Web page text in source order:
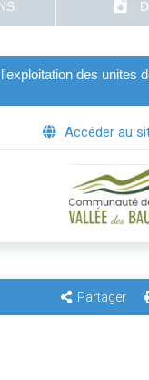
des unites
Accéder au
Partager